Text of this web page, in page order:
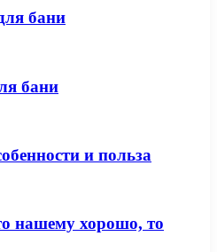
бани
бани
и польза
нашему хорошо, то